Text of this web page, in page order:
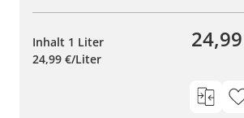
Inhalt 1 Liter
24,99 €/Liter
24,99